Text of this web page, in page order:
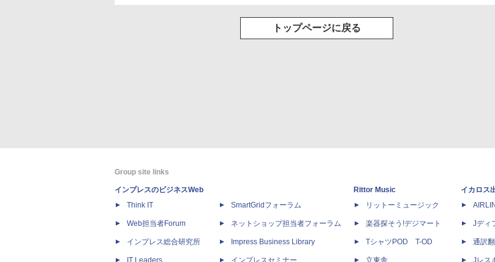
トップページに戻る
Group site links
インプレスのビジネスWeb
Think IT
Web担当者Forum
インプレス総合研究所
IT Leaders
SmartGridフォーラム
ネットショップ担当者フォーラム
Impress Business Library
インプレスセミナー
Rittor Music
リットーミュージック
楽器探そう!デジマート
TシャツPOD T-OD
立東舎
イカロス
Jディ
通訳
Jレス